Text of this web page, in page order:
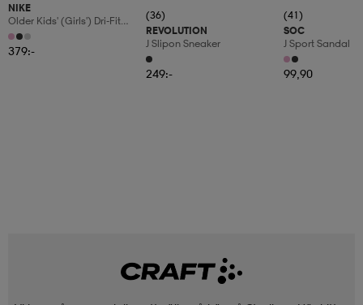
NIKE
Older Kids' (girls') Dri-Fit
High-Waisted Leggings
One
379:-
(36)
REVOLUTION
J Slipon Sneaker
249:-
(41)
SOC
J Sport Sandal
99,90